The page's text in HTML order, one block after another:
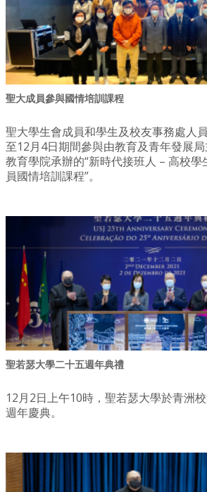
聖大成員參與國情培訓課程
聖大學生會成員和學生及校友事務處人
至12月4日期間參與由教育及青年發展
教育學院承辦的“新時代接班人 – 高校學
員國情培訓課程”。
聖若瑟大學二十五週年典禮
12月2日上午10時，聖若瑟大學於青洲
週年慶典。